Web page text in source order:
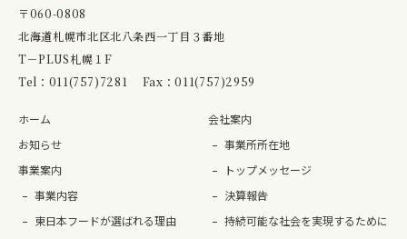
〒060-0808
北海道札幌市北区北八条西一丁目３番地
T－PLUS札幌１F
Tel： 011(757)7281 Fax：011(757)2959
ホーム
お知らせ
事業案内
事業内容
東日本フードが選ばれる理由
会社案内
事業所所在地
トップメッセージ
決算報告
持続可能な社会を実現するために